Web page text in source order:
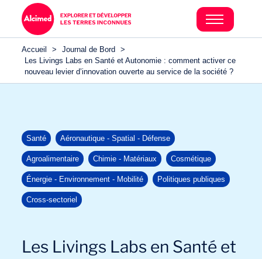
Accueil > Journal de Bord
>
Les Livings Labs en Santé et Autonomie : comment activer ce
nouveau levier d’innovation ouverte au service de la société ?
Santé Aéronautique - Spatial - Défense
Agroalimentaire Chimie - Matériaux Cosmétique
Énergie - Environnement - Mobilité Politiques publiques
Cross-sectoriel
Les Livings Labs en Santé et